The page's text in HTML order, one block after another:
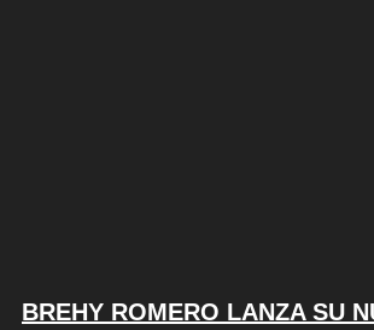
BREHY ROMERO LANZA SU